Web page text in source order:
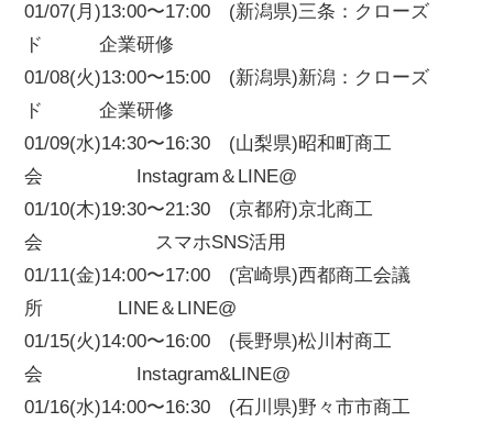
01/07(月)13:00〜17:00 (新潟県)三条：クローズ
ド 企業研修
01/08(火)13:00〜15:00 (新潟県)新潟：クローズ
ド 企業研修
01/09(水)14:30〜16:30 (山梨県)昭和町商工
会 Instagram＆LINE@
01/10(木)19:30〜21:30 (京都府)京北商工
会 スマホSNS活用
01/11(金)14:00〜17:00 (宮崎県)西都商工会議
所 LINE＆LINE@
01/15(火)14:00〜16:00 (長野県)松川村商工
会 Instagram&LINE@
01/16(水)14:00〜16:30 (石川県)野々市市商工